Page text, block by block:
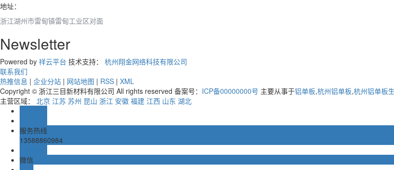
地址：
浙江湖州市雷甸镇雷甸工业区对面
Newsletter
Powered by 祥云平台 技术支持： 杭州翔金网络科技有限公司
联系我们
热推信息 | 企业分站 | 网站地图 | RSS | XML
Copyright © 浙江三目新材料有限公司 All rights reserved 备案号： ICP备00000000号 主要从事于铝单板,杭州铝单板,杭州铝单板
主营区域： 北京 江苏 苏州 昆山 浙江 安徽 福建 江西 山东 湖北
服务热线
13588860984
微信